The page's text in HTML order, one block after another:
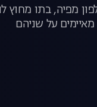
מפיה, בתו מחוץ
על שניהם